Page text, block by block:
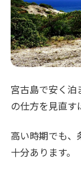
宮古島で安く
の仕方を見直す
高い時期でも、
十分あります。